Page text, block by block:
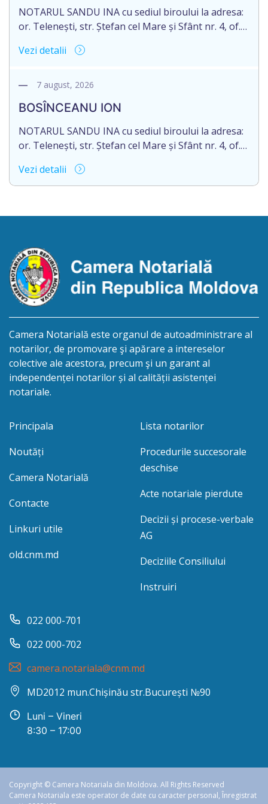
acceptarea […]
NOTARUL SANDU INA cu sediul biroului la adresa:
or. Telenești, str. Ștefan cel Mare și Sfânt nr. 4, of.
succesorale în urma decesului cet. DODI EUGENIU,
2003035009604, decedat/ă la data de 12.01.2026
/doisprezece ianuarie anul două mii douăzeci și
șase/. Eliberarea certificatului de moștenitor este
[…]
Vezi detalii
7 august, 2026
BOSÎNCEANU ION
NOTARUL SANDU INA cu sediul biroului la adresa:
or. Telenești, str. Ștefan cel Mare și Sfânt nr. 4, of.
succesorale în urma decesului cet. BOSÎNCEANU
ION, născut/ă la 21.07.1980, cod personal
/cincisprezece mai anul două mii douăzeci și unu/.
Vezi detalii
Camera Notarială este organul de autoadministrare al
notarilor, de promovare şi apărare a intereselor
colective ale acestora, precum şi un garant al
independenței notarilor și al calității asistenței
notariale.
Principala
Noutăți
Camera Notarială
Contacte
Linkuri utile
old.cnm.md
Lista notarilor
Procedurile succesorale
deschise
Acte notariale pierdute
Decizii și procese-verbale
AG
Deciziile Consiliului
Instruiri
022 000-701
022 000-702
camera.notariala@cnm.md
MD2012 mun.Chișinău str.București №90
Luni – Vineri
8:30 – 17:00
Copyright © Camera Notariala din Moldova. All Rights Reserved
Camera Notariala este operator de date cu caracter personal, Înregistrat